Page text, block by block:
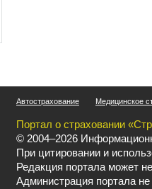
Автострахование Медицинское
Портал о страховании
© 2004–2026
При цитировании и
Редакция портала может
Администрация портала